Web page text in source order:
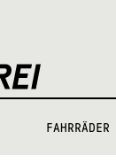
FAHRRÄDER